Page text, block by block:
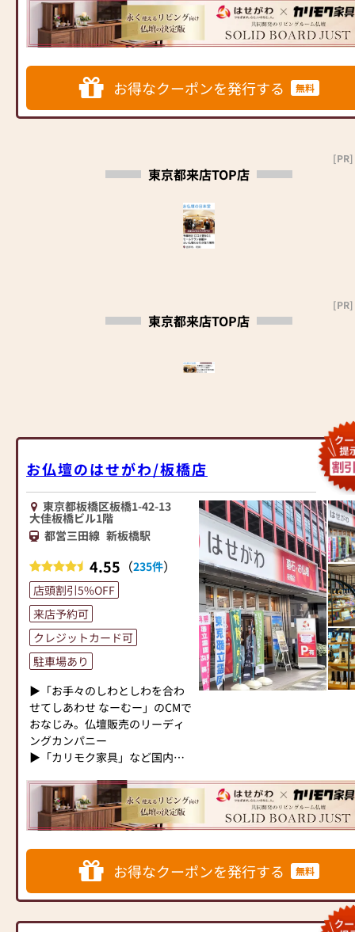
らいいかわからないな…〗
お応えします！！配達からお仏
壇・お仏具のご安置、荘厳まで
ます。お仏具の取り扱い説明も
致します。配達料・設置料とも
に無料です。当日のご安置場所
※お仏壇の掲載商品で、一部在
を提供いたします。
お仏壇のはせがわでは、お客様
の大切なご供養に寄り添い、お
ひ一度、当店にお越しくださ
い。心地よい空間で、お仏壇や
仏具をご覧いただけます。スタ
ンなデザインの仏壇、またコン
パクトなサイズの仏壇など、お
客様のご要望に合わせて選ぶこ
刻、仏像の種類も豊富にご用意
しておりますので、心からご供
養いただける仏壇を見つけてい
立てなど、お仏壇のセットや個
ります。お好みやご自宅のお仏
壇に合わせて、お求めいただけ
だけるような耐久性のある商品
問やご相談にも親身にお答え
ます。お客様のご満足度を最優
先に考え、心からのおもてなし
を提供いたします。
お仏壇のはせがわでは、お客様
の大切なご供養に寄り添い、お
手伝いさせていただきます。ぜ
ひ一度、当店にお越しくださ
い。心地よい空間で、お仏壇や
仏具をご覧いただけます。スタ
ッフ一同、心よりお待ちしてお
ります。」
住宅にあったモダンなお仏壇を
作っています。他にも国内の家
具専門メーカーと作り上げたお
人と偲ぶ人をつなぐ新しいカタ
チを提案します。
≪はせがわ店舗サービスのご案
品整理のご相談
予約ボタン」からお申込くださ
●お電話(ご相談や商品のご注文
揃えとリーズナブルな価格でお
仏壇には様々な種類がございま
ンなデザインの仏壇、またコン
パクトなサイズの仏壇など、お
客様のご要望に合わせて選ぶこ
刻、仏像の種類も豊富にご用意
しておりますので、心からご供
養いただける仏壇を見つけてい
ただけます。
さらに、仏具も充実しておりま
す。位牌や線香、ろうそくや花
立てなど、お仏壇のセットや個
別のアイテムも豊富に揃えてお
ります。お好みやご自宅のお仏
壇に合わせて、お求めいただけ
ます。
当店の魅力は、品質と価格のバ
お求めやすい価格を実現してい
ます。お客様に長くご利用いた
だけるような耐久性のある商品
を取り扱っておりますので、安
心してお買い物をお楽しみいた
だけます。
また、スタッフ一同、お客様の
ご要望に丁寧にお応えいたしま
す。お仏壇や仏具に関するご質
ンテリアにマッチするお仏壇を
展開
国内130店舗以上のスケールメ
リットと東証上場の信頼。創業
以来、親切・丁寧な説明と対応
を心がけ、年間約25,000基のお
では、さまざまな供養（対話の
ります。ご自身、ご家族にあっ
た供養の形について、迷うこと
や、お困りのことなどございま
す。1,000種類以上の組み合わせ
お仏壇のはせがわは、日本を代
家具」との協同開発で、現代の
住宅にあったモダンなお仏壇を
作っています。他にも国内の家
具専門メーカーと作り上げたお
仏壇コレクションがあり、祈る
チを提案します。
≪はせがわ店舗サービスのご案
内≫
●仏壇・仏具・お墓・相続・遺
品整理のご相談
●ご来店予約(ページ内の「来店
予約ボタン」からお申込くださ
い)
●お電話(ご相談や商品のご注文
を承ります。お電話時に「いい
仏壇を見た」とお伝えください)
がご相談や商品ご購入のお手続
きを致します)
へ≫
「仏壇や仏具をお探しでした
越しください。当店は幅広い品
揃えとリーズナブルな価格でお
お得なクーポンを発行する 無料
東京都来店TOP店
[PR]
東京都来店TOP店
[PR]
お仏壇のはせがわ/板橋店
東京都板橋区板橋1-42-13
大佳板橋ビル1階
都営三田線 新板橋駅
4.55 （235件）
店頭割引5%OFF
来店予約可
クレジットカード可
駐車場あり
▶「お手々のしわとしわを合わ
せてしあわせ なーむー」のCMで
おなじみ。仏壇販売のリーディ
ングカンパニー
▶「カリモク家具」など国内家
ンテリアにマッチするお仏壇を
展開
国内130店舗以上のスケールメ
リットと東証上場の信頼。創業
以来、親切・丁寧な説明と対応
を心がけ、年間約25,000基のお
仏壇、約3,000基のお墓を納めて
お得なクーポンを発行する 無料